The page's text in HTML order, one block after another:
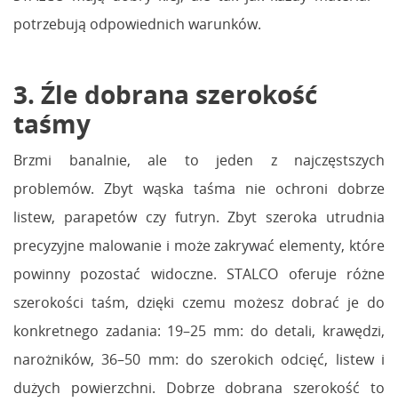
potrzebują odpowiednich warunków.
3. Źle dobrana szerokość
taśmy
Brzmi banalnie, ale to jeden z najczęstszych
problemów. Zbyt wąska taśma nie ochroni dobrze
listew, parapetów czy futryn. Zbyt szeroka utrudnia
precyzyjne malowanie i może zakrywać elementy, które
powinny pozostać widoczne. STALCO oferuje różne
szerokości taśm, dzięki czemu możesz dobrać je do
konkretnego zadania: 19–25 mm: do detali, krawędzi,
narożników, 36–50 mm: do szerokich odcięć, listew i
dużych powierzchni. Dobrze dobrana szerokość to